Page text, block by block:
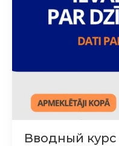
Вводный